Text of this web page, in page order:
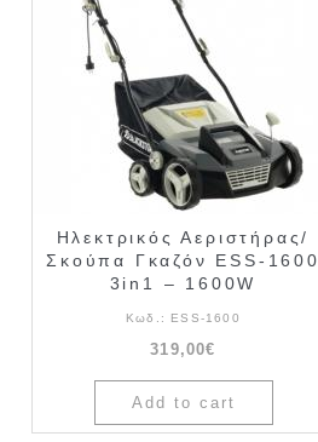
Ηλεκτρικός Αεριστήρας/
Σκούπα Γκαζόν ESS-1600
3in1 – 1600W
Κωδ.: ESS-1600
319,00€